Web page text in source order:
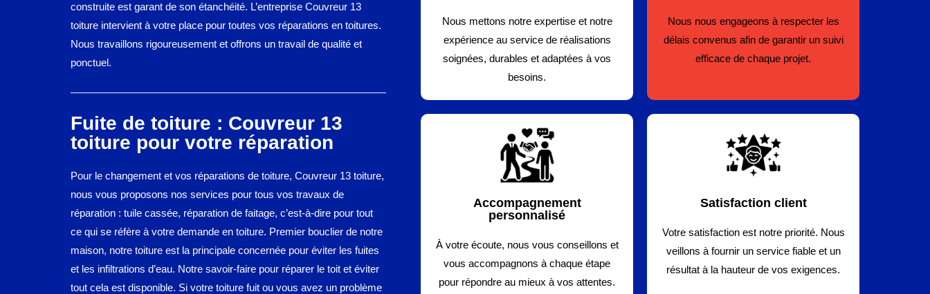
construite est garant de son étanchéité. L’entreprise Couvreur 13
toiture intervient à votre place pour toutes vos réparations en toitures.
Nous travaillons rigoureusement et offrons un travail de qualité et
ponctuel.
Fuite de toiture : Couvreur 13
toiture pour votre réparation
Pour le changement et vos réparations de toiture, Couvreur 13 toiture,
nous vous proposons nos services pour tous vos travaux de
réparation : tuile cassée, réparation de faitage, c’est-à-dire pour tout
ce qui se réfère à votre demande en toiture. Premier bouclier de notre
maison, notre toiture est la principale concernée pour éviter les fuites
et les infiltrations d’eau. Notre savoir-faire pour réparer le toit et éviter
tout cela est disponible. Si votre toiture fuit ou vous avez un problème
Nous mettons notre expertise et notre
expérience au service de réalisations
soignées, durables et adaptées à vos
besoins.
Nous nous engageons à respecter les
délais convenus afin de garantir un suivi
efficace de chaque projet.
Accompagnement
personnalisé
À votre écoute, nous vous conseillons et
vous accompagnons à chaque étape
pour répondre au mieux à vos attentes.
Satisfaction client
Votre satisfaction est notre priorité. Nous
veillons à fournir un service fiable et un
résultat à la hauteur de vos exigences.